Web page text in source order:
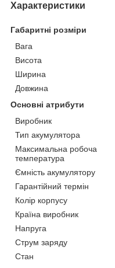
Характеристики
Габаритні розміри
Вага
Висота
Ширина
Довжина
Основні атрибути
Виробник
Тип акумулятора
Максимальна робоча
температура
Ємність акумулятору
Гарантійний термін
Колір корпусу
Країна виробник
Напруга
Струм заряду
Стан